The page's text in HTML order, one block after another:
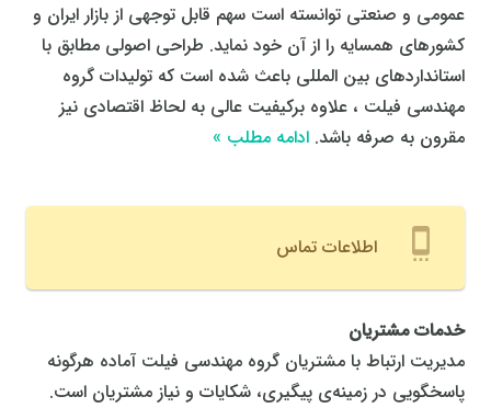
عمومی و صنعتی توانسته است سهم قابل توجهی از بازار ایران و
کشورهای همسایه را از آن خود نماید. طراحی اصولی مطابق با
استانداردهای بین المللی باعث شده است که تولیدات گروه
مهندسی فیلت ، علاوه برکیفیت عالی به لحاظ اقتصادی نیز
مقرون به صرفه باشد. ادامه مطلب »
settings_cell اطلاعات تماس
خدمات مشتریان
مدیریت ارتباط با مشتریان گروه مهندسی فیلت آماده هرگونه
پاسخگویی در زمینه‌ی پیگیری، شکایات و نیاز مشتریان است.